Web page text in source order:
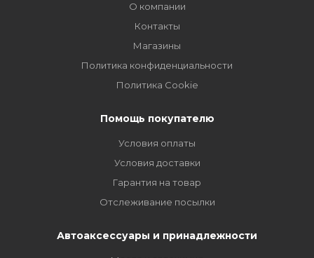
О компании
Контакты
Магазины
Политика конфиденциальности
Политика Cookie
Помощь покупателю
Условия оплаты
Условия доставки
Гарантия на товар
Отслеживание посылки
Автоаксессуары и принадлежности